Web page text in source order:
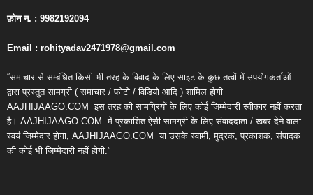
फ़ोन न. : 9982192094
Email : rohityadav2471978@gmail.com
“समाचार से सम्बंधित किसी भी तरह के विवाद के लिए साइट के कुछ तत्वों में उपयोगकर्ताओं
द्वारा प्रस्तुत सामग्री ( समाचार / फोटो / विडियो आदि ) शामिल होगी
AAJHIJAAGO.COM इस तरह की सामग्रियों के लिए कोई जिम्मेदारी स्वीकार नहीं करता
है। AAJHIJAAGO.COM में प्रकाशित ऐसी सामग्री के लिए संवाददाता / खबर देने वाला
स्वयं जिम्मेदार होगा, AAJHIJAAGO.COM या उसके स्वामी, मुद्रक, प्रकाशक, संपादक
की कोई भी जिम्मेदारी नहीं होगी.”